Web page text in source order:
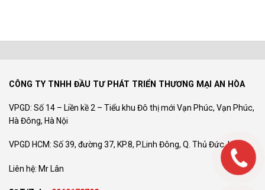
CÔNG TY TNHH ĐẦU TƯ PHÁT TRIỂN THƯƠNG MẠI AN HÒA
VPGD: Số 14 – Liền kề 2 – Tiểu khu Đô thị mới Vạn Phúc, Vạn Phúc,
Hà Đông, Hà Nội
VPGD HCM: Số 39, đường 37, KP.8, P.Linh Đông, Q. Thủ Đức, HCM
Liên hệ: Mr Lân